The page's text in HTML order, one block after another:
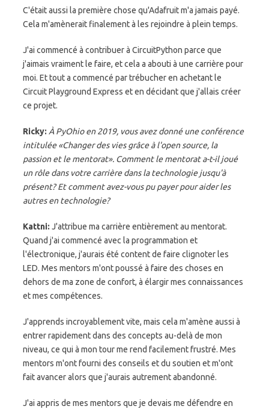
C'était aussi la première chose qu'Adafruit m'a jamais payé.
Cela m'amènerait finalement à les rejoindre à plein temps.
J'ai commencé à contribuer à CircuitPython parce que
j'aimais vraiment le faire, et cela a abouti à une carrière pour
moi. Et tout a commencé par trébucher en achetant le
Circuit Playground Express et en décidant que j'allais créer
ce projet.
Ricky: À PyOhio en 2019, vous avez donné une conférence
intitulée «Changer des vies grâce à l'open source, la
passion et le mentorat». Comment le mentorat a-t-il joué
un rôle dans votre carrière dans la technologie jusqu'à
présent? Et comment avez-vous pu payer pour aider les
autres en technologie?
Kattni: J'attribue ma carrière entièrement au mentorat.
Quand j'ai commencé avec la programmation et
l'électronique, j'aurais été content de faire clignoter les
LED. Mes mentors m'ont poussé à faire des choses en
dehors de ma zone de confort, à élargir mes connaissances
et mes compétences.
J'apprends incroyablement vite, mais cela m'amène aussi à
entrer rapidement dans des concepts au-delà de mon
niveau, ce qui à mon tour me rend facilement frustré. Mes
mentors m'ont fourni des conseils et du soutien et m'ont
fait avancer alors que j'aurais autrement abandonné.
J'ai appris de mes mentors que je devais me défendre en